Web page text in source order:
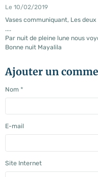
Le 10/02/2019
Vases communiquant, Les
....
Par nuit de pleine lune nous
Bonne nuit Mayalila
Ajouter un
Nom
E-mail
Site Internet